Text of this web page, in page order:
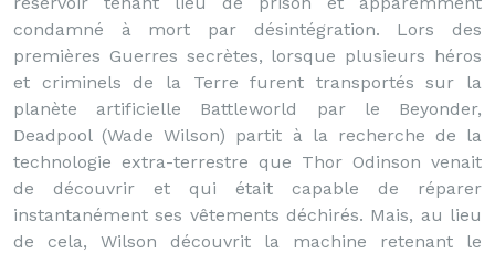
condamné à mort par désintégration. Lors des
premières Guerres secrètes, lorsque plusieurs héros
et criminels de la Terre furent transportés sur la
planète artificielle Battleworld par le Beyonder,
Deadpool (Wade Wilson) partit à la recherche de la
technologie extra-terrestre que Thor Odinson venait
de découvrir et qui était capable de réparer
instantanément ses vêtements déchirés. Mais, au lieu
de cela, Wilson découvrit la machine retenant le